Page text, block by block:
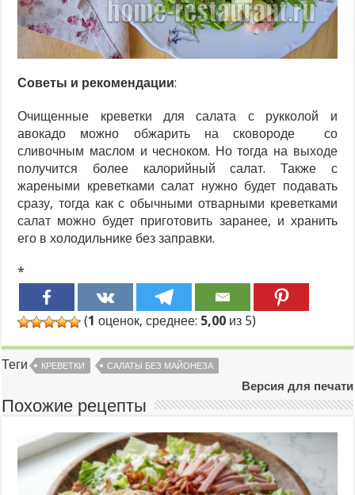
Советы и рекомендации:
Очищенные креветки для салата с рукколой и
авокадо можно обжарить на сковороде со
сливочным маслом и чесноком. Но тогда на выходе
получится более калорийный салат. Также с
жареными креветками салат нужно будет подавать
сразу, тогда как с обычными отварными креветками
салат можно будет приготовить заранее, и хранить
его в холодильнике без заправки.
*
(1 оценок, среднее: 5,00 из 5)
Теги КРЕВЕТКИ САЛАТЫ БЕЗ МАЙОНЕЗА
Версия для печати
Похожие рецепты